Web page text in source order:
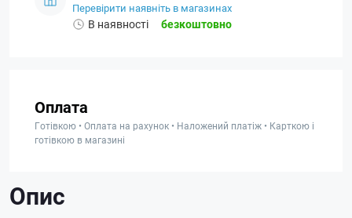
Перевірити наявніть в магазинах
В наявності безкоштовно
Оплата
Готівкою • Оплата на рахунок • Наложений платіж • Карткою і
готівкою в магазині
Опис